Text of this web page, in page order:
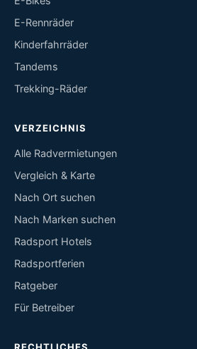
E-Rennräder
Kinderfahrräder
Tandems
Trekking-Räder
VERZEICHNIS
Alle Radvermietungen
Vergleich & Karte
Nach Ort suchen
Nach Marken suchen
Radsport Hotels
Radsportferien
Ratgeber
Für Betreiber